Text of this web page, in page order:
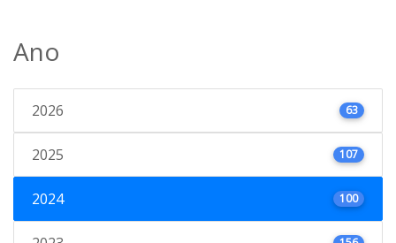
Ano
2026 63
2025 107
2024 100